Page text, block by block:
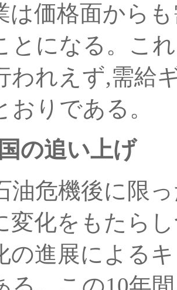
は価格面から
とになる。こ
われえず,需給
おりである。
の追い上げ
油危機後に限
変化をもたら
の進展による